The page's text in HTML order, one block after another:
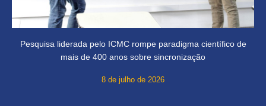
Pesquisa liderada pelo ICMC rompe paradigma científico de
mais de 400 anos sobre sincronização
8 de julho de 2026